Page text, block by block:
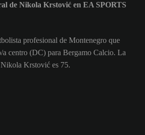
de Nikola Krstović en EA SPORTS
profesional de Montenegro que
a centro (DC) para Bergamo Calcio. La
Krstović es 75.